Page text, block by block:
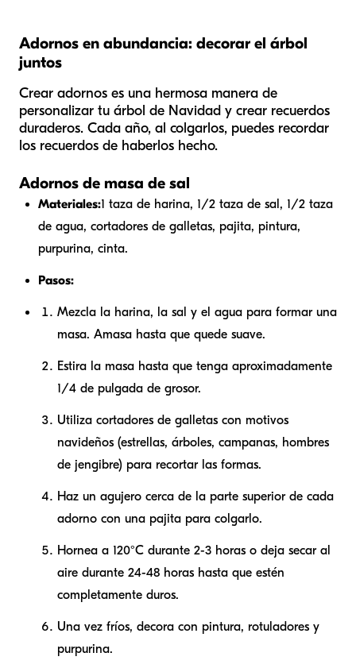
Adornos en abundancia: decorar el árbol
juntos
Crear adornos es una hermosa manera de
personalizar tu árbol de Navidad y crear recuerdos
duraderos. Cada año, al colgarlos, puedes recordar
los recuerdos de haberlos hecho.
Adornos de masa de sal
Materiales:1 taza de harina, 1/2 taza de sal, 1/2 taza
de agua, cortadores de galletas, pajita, pintura,
purpurina, cinta.
Pasos:
Mezcla la harina, la sal y el agua para formar una
masa. Amasa hasta que quede suave.
Estira la masa hasta que tenga aproximadamente
1/4 de pulgada de grosor.
Utiliza cortadores de galletas con motivos
navideños (estrellas, árboles, campanas, hombres
de jengibre) para recortar las formas.
Haz un agujero cerca de la parte superior de cada
adorno con una pajita para colgarlo.
Hornea a 120°C durante 2-3 horas o deja secar al
aire durante 24-48 horas hasta que estén
completamente duros.
Una vez fríos, decora con pintura, rotuladores y
purpurina.